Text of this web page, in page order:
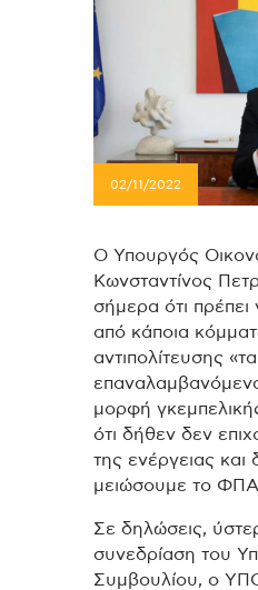
02/11/2022
Ο Υπουργός
Κωνσταντίνος
σήμερα ότι
από κάποια
αντιπολίτευσης «τα
μορφή
ότι δήθεν δεν
της ενέργειας και
μειώσουμε το
Σε δηλώσεις,
συνεδρίαση του
Συμβουλίου, ο